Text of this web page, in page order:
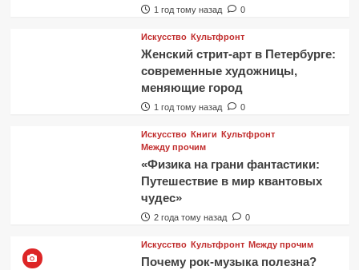
1 год тому назад 0
Искусство Культфронт
Женский стрит-арт в Петербурге:
современные художницы,
меняющие город
1 год тому назад 0
Искусство Книги Культфронт
Между прочим
«Физика на грани фантастики:
Путешествие в мир квантовых
чудес»
2 года тому назад 0
Искусство Культфронт Между прочим
Почему рок-музыка полезна?